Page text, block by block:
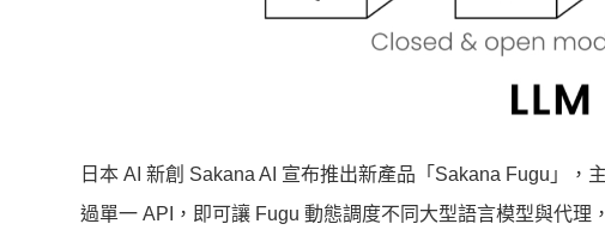
日本 AI 新創 Sakana AI 宣布推出新產品「Sakana Fugu」
過單一 API，即可讓 Fugu 動態調度不同大型語言模型與代